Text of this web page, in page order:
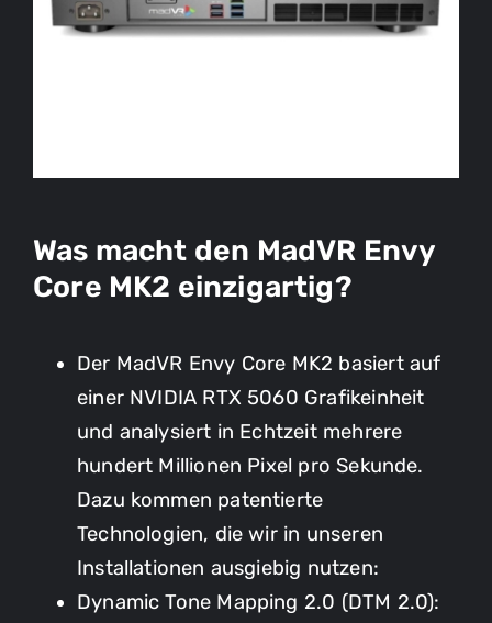
Was macht den MadVR Envy
Core MK2 einzigartig?
Der MadVR Envy Core MK2 basiert auf
einer NVIDIA RTX 5060 Grafikeinheit
und analysiert in Echtzeit mehrere
hundert Millionen Pixel pro Sekunde.
Dazu kommen patentierte
Technologien, die wir in unseren
Installationen ausgiebig nutzen:
Dynamic Tone Mapping 2.0 (DTM 2.0):